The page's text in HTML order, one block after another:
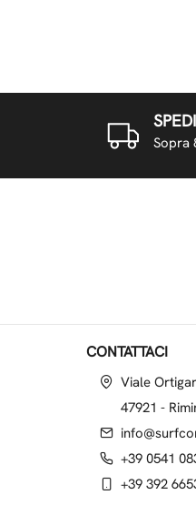
Sopra
CONTATTACI
Viale
47921 -
+39 0541
+39 392